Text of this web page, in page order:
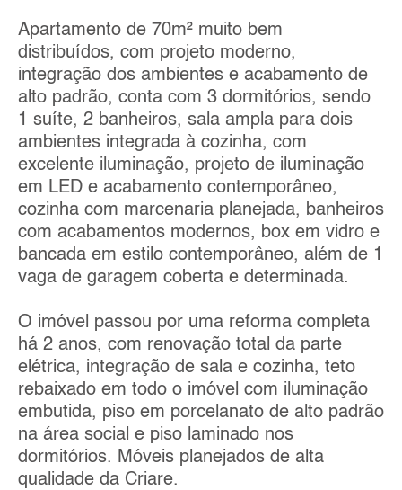
Apartamento de 70m² muito bem
distribuídos, com projeto moderno,
integração dos ambientes e acabamento de
alto padrão, conta com 3 dormitórios, sendo
1 suíte, 2 banheiros, sala ampla para dois
ambientes integrada à cozinha, com
excelente iluminação, projeto de iluminação
em LED e acabamento contemporâneo,
cozinha com marcenaria planejada, banheiros
com acabamentos modernos, box em vidro e
bancada em estilo contemporâneo, além de 1
vaga de garagem coberta e determinada.
O imóvel passou por uma reforma completa
há 2 anos, com renovação total da parte
elétrica, integração de sala e cozinha, teto
rebaixado em todo o imóvel com iluminação
embutida, piso em porcelanato de alto padrão
na área social e piso laminado nos
dormitórios. Móveis planejados de alta
qualidade da Criare.